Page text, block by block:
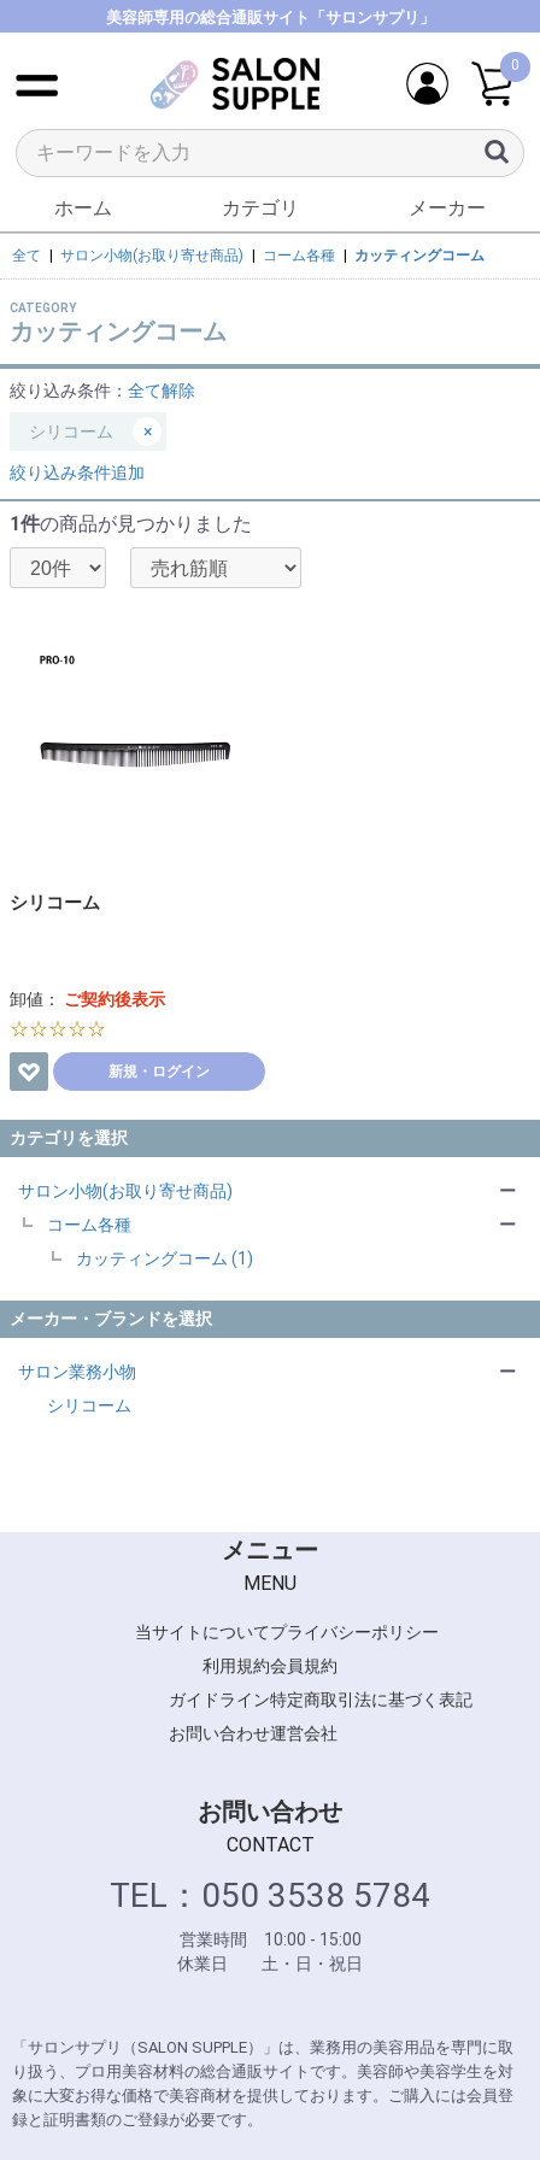
美容師専用の総合通販サイト「サロンサプリ」
0
ホーム カテゴリ メーカー
カテゴリを選択
サロン小物(お取り寄せ商品)
コーム各種
カッティングコーム (1)
ー
ー
メーカー・ブランドを選択
サロン業務小物
シリコーム
ー
全て サロン小物(お取り寄せ商品) コーム各種 カッティングコーム
CATEGORY
カッティングコーム
絞り込み条件： 全て解除
シリコーム ×
絞り込み条件追加
1件の商品が見つかりました
シリコーム
卸値： ご契約後表示
☆☆☆☆☆
新規・ログイン
メニュー
MENU
当サイトについてプライバシーポリシー
利用規約会員規約
ガイドライン特定商取引法に基づく表記
お問い合わせ運営会社
お問い合わせ
CONTACT
TEL：050 3538 5784
営業時間 10:00 - 15:00
休業日 土・日・祝日
「サロンサプリ（SALON SUPPLE）」は、業務用の美容用品を専門に取
り扱う、プロ用美容材料の総合通販サイトです。美容師や美容学生を対
象に大変お得な価格で美容商材を提供しております。ご購入には会員登
録と証明書類のご登録が必要です。